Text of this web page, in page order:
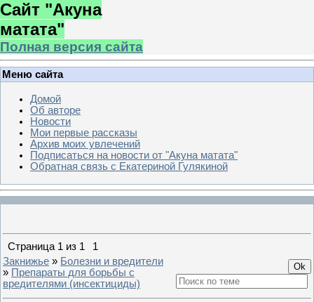
Сайт "Акуна
матата"
Полная версия сайта
Меню сайта
Домой
Об авторе
Новости
Мои первые рассказы
Архив моих увлечений
Подписаться на новости от "Акуна матата"
Обратная связь с Екатериной Гулякиной
Страница 1 из 1
1
Закнижье » Болезни и вредители
» Препараты для борьбы с
вредителями (инсектициды)